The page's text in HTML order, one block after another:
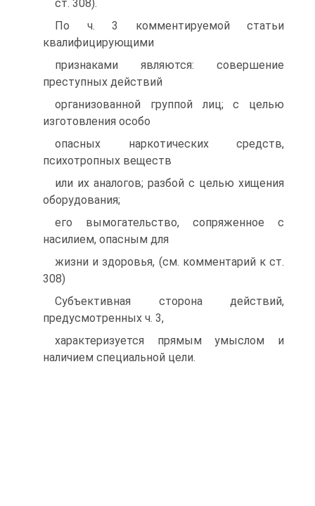
ст. 308).
По ч. 3 комментируемой статьи
квалифицирующими
признаками являются: совершение
преступных действий
организованной группой лиц; с целью
изготовления особо
опасных наркотических средств,
психотропных веществ
или их аналогов; разбой с целью хищения
оборудования;
его вымогательство, сопряженное с
насилием, опасным для
жизни и здоровья, (см. комментарий к ст.
308)
Субъективная сторона действий,
предусмотренных ч. 3,
характеризуется прямым умыслом и
наличием специальной цели.